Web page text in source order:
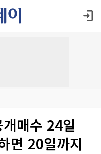
매수 24일
면 20일까지